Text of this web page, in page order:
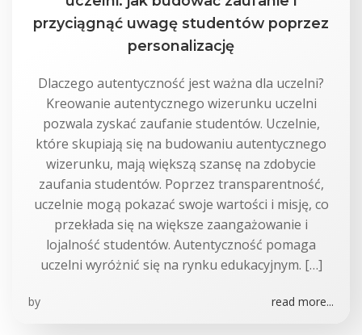
przyciągnąć uwagę studentów poprzez
personalizację
Dlaczego autentyczność jest ważna dla uczelni?
Kreowanie autentycznego wizerunku uczelni
pozwala zyskać zaufanie studentów. Uczelnie,
które skupiają się na budowaniu autentycznego
wizerunku, mają większą szansę na zdobycie
zaufania studentów. Poprzez transparentność,
uczelnie mogą pokazać swoje wartości i misję, co
przekłada się na większe zaangażowanie i
lojalność studentów. Autentyczność pomaga
uczelni wyróżnić się na rynku edukacyjnym. […]
by read more...